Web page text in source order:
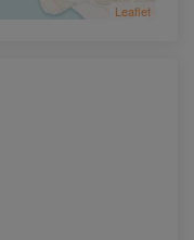
Leaflet